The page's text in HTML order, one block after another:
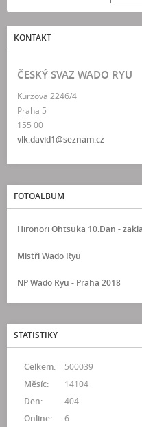
KONTAKT
ČESKÝ SVAZ WADO RYU
Kurzova 2246/4
Praha 5
155 00
vlk.david1@seznam.cz
FOTOALBUM
Hironori Ohtsuka 10.Dan -
Mistři Wado Ryu
NP Wado Ryu - Praha 2018
STATISTIKY
Online: 6
Celkem:
500039
Měsíc:
14104
Den:
404